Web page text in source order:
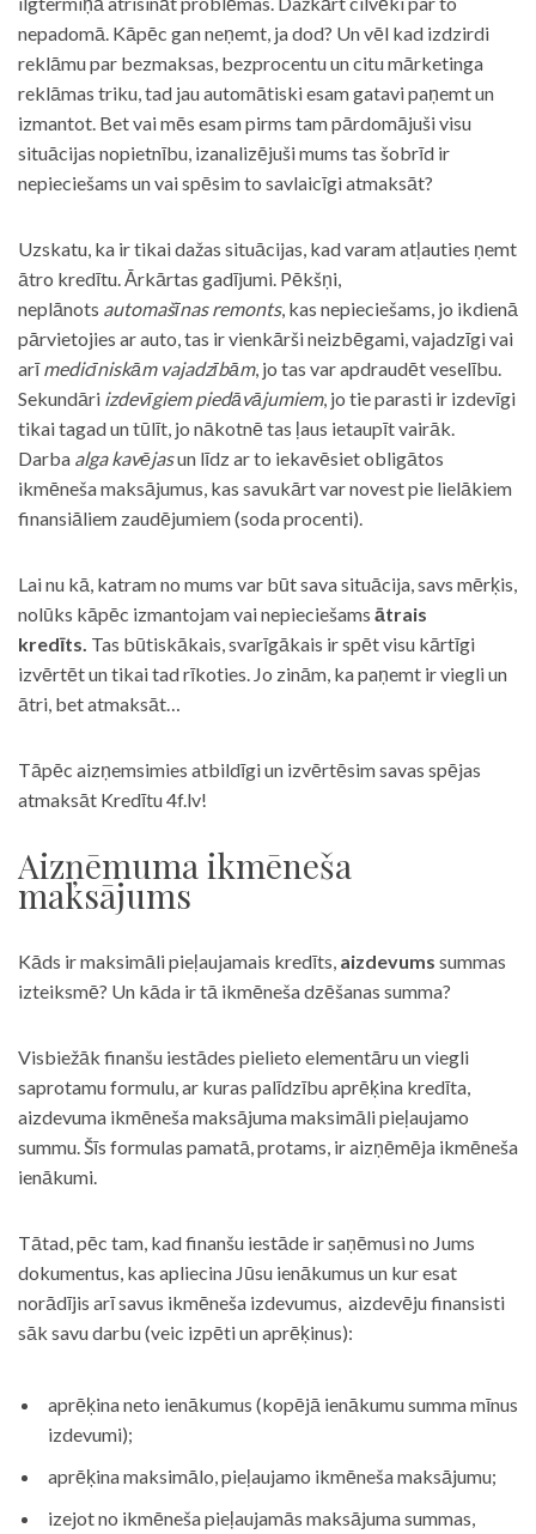
nepadomā. Kāpēc gan neņemt, ja dod? Un vēl kad izdzirdi
reklāmu par bezmaksas, bezprocentu un citu mārketinga
reklāmas triku, tad jau automātiski esam gatavi paņemt un
izmantot. Bet vai mēs esam pirms tam pārdomājuši visu
situācijas nopietnību, izanalizējuši mums tas šobrīd ir
nepieciešams un vai spēsim to savlaicīgi atmaksāt?
Uzskatu, ka ir tikai dažas situācijas, kad varam atļauties ņemt
ātro kredītu. Ārkārtas gadījumi. Pēkšņi,
neplānots automašīnas remonts, kas nepieciešams, jo ikdienā
pārvietojies ar auto, tas ir vienkārši neizbēgami, vajadzīgi vai
arīmedicīniskām vajadzībām, jo tas var apdraudēt veselību.
Sekundāri izdevīgiem piedāvājumiem, jo tie parasti ir izdevīgi
tikai tagad un tūlīt, jo nākotnē tas ļaus ietaupīt vairāk.
Darba alga kavējasun līdz ar to iekavēsiet obligātos
ikmēneša maksājumus, kas savukārt var novest pie lielākiem
finansiāliem zaudējumiem (soda procenti).
Lai nu kā, katram no mums var būt sava situācija, savs mērķis,
nolūks kāpēc izmantojam vai nepieciešams ātrais
kredīts. Tas būtiskākais, svarīgākais ir spēt visu kārtīgi
izvērtēt un tikai tad rīkoties. Jo zinām, ka paņemt ir viegli un
ātri, bet atmaksāt…
Tāpēc aizņemsimies atbildīgi un izvērtēsim savas spējas
atmaksāt Kredītu 4f.lv!
Aizņēmuma ikmēneša
maksājums
Kāds ir maksimāli pieļaujamais kredīts, aizdevums summas
izteiksmē? Un kāda ir tā ikmēneša dzēšanas summa?
Visbiežāk finanšu iestādes pielieto elementāru un viegli
saprotamu formulu, ar kuras palīdzību aprēķina kredīta,
aizdevuma ikmēneša maksājuma maksimāli pieļaujamo
summu. Šīs formulas pamatā, protams, ir aizņēmēja ikmēneša
ienākumi.
Tātad, pēc tam, kad finanšu iestāde ir saņēmusi no Jums
dokumentus, kas apliecina Jūsu ienākumus un kur esat
norādījis arī savus ikmēneša izdevumus, aizdevēju finansisti
sāk savu darbu (veic izpēti un aprēķinus):
aprēķina neto ienākumus (kopējā ienākumu summa mīnus
izdevumi);
aprēķina maksimālo, pieļaujamo ikmēneša maksājumu;
izejot no ikmēneša pieļaujamās maksājuma summas,